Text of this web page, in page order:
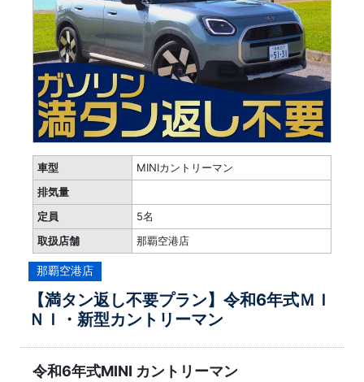
車型
MINIカントリーマン
排気量
定員
5名
取扱店舗
那覇空港店
那覇空港店
【満タン返し不要プラン】令和6年式ＭＩ
ＮＩ・新型カントリーマン
令和6年式MINI カントリーマン